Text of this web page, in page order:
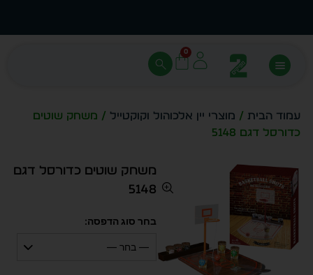
0
עמוד הבית / מוצרי יין אלכוהול וקוקטייל / משחק שוטים
כדורסל דגם 5148
משחק שוטים כדורסל דגם
5148
בחר סוג הדפסה:
— בחר —